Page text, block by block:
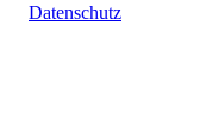
Datenschutz